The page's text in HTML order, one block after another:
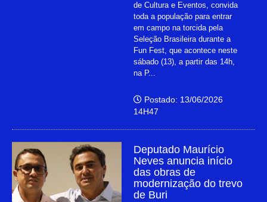
de Cultura e Eventos, convida
toda a população para entrar
em campo na torcida pela
Seleção Brasileira durante a
Fun Fest, que acontece neste
sábado (13), a partir das 14h,
na P...
Postado: 13/06/2026
14H47
Deputado Maurício
Neves anuncia início
das obras de
modernização do trevo
de Buri